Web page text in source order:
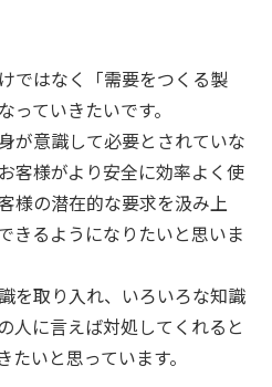
ではなく「需要をつくる製
ていきたいです。
が意識して必要とされていな
客様がより安全に効率よく使
様の潜在的な要求を汲み上
きるようになりたいと思いま
を取り入れ、いろいろな知識
人に言えば対処してくれると
いと思っています。